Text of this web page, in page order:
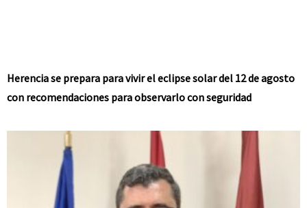
Herencia se prepara para vivir el eclipse solar del 12 de agosto
con recomendaciones para observarlo con seguridad